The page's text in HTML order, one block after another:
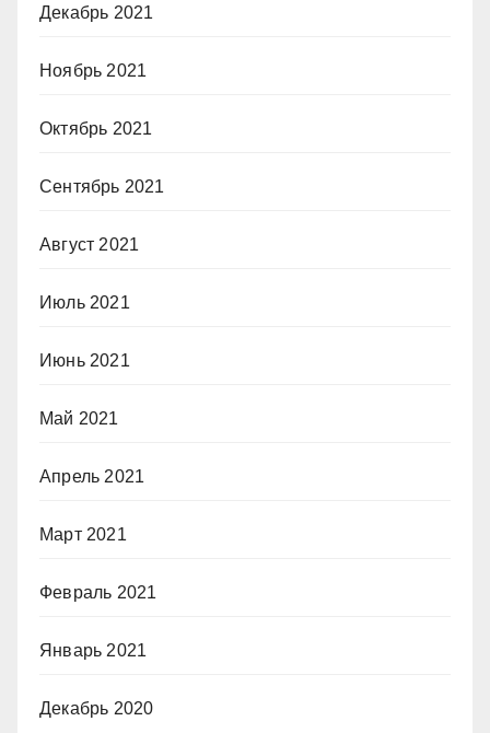
Декабрь 2021
Ноябрь 2021
Октябрь 2021
Сентябрь 2021
Август 2021
Июль 2021
Июнь 2021
Май 2021
Апрель 2021
Март 2021
Февраль 2021
Январь 2021
Декабрь 2020